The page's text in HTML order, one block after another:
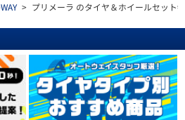
> プリメーラ のタイヤ＆ホイールセット